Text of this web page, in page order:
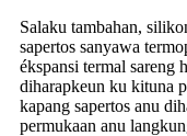
Salaku tambahan,
sapertos sanyawa
ékspansi termal sareng
diharapkeun ku kituna
kapang sapertos anu
permukaan anu